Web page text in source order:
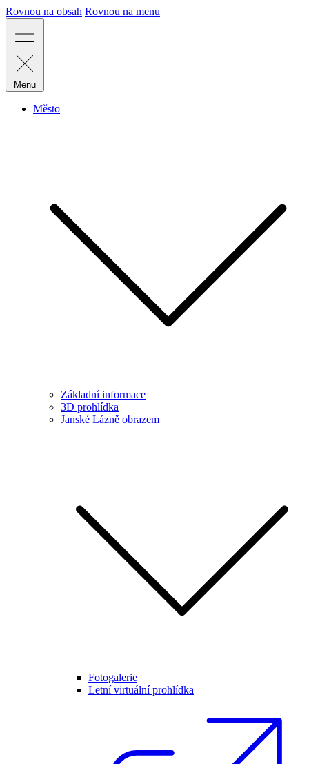
Rovnou na obsah Rovnou na menu
Menu
Město
Základní informace
3D prohlídka
Janské Lázně obrazem
Fotogalerie
Letní virtuální prohlídka